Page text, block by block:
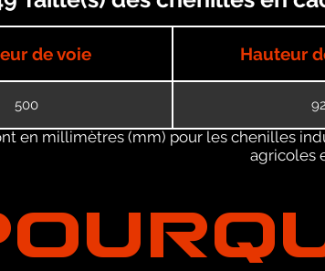
de voie Hauteur
500 92
en millimètres (mm) pour les chenilles
agricoles